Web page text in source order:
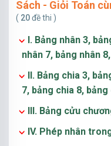
Sách - Giỏi Toán
( 20đề thi )
I. Bảng nhân 3,
nhân 7, bảng nhân
II. Bảng chia 3,
7, bảng chia 8, bảng
III. Bảng cửu
IV. Phép nhân